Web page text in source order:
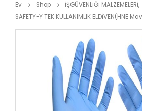
Ev Shop İŞGÜVENLİĞİ MALZEMELERİ,
SAFETY-Y TEK KULLANIMLIK ELDİVEN(HNE